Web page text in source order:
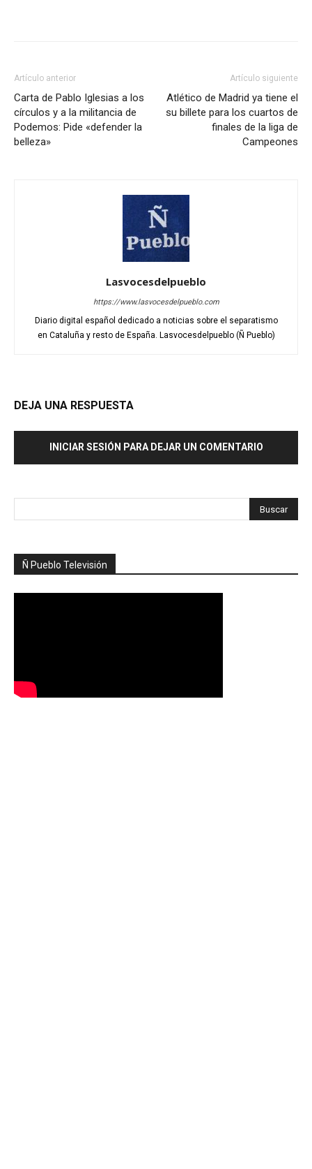
Artículo anterior
Carta de Pablo Iglesias a los
círculos y a la militancia de
Podemos: Pide «defender la
belleza»
Artículo siguiente
Atlético de Madrid ya tiene el
su billete para los cuartos de
finales de la liga de
Campeones
Lasvocesdelpueblo
https://www.lasvocesdelpueblo.com
Diario digital español dedicado a noticias sobre el separatismo
en Cataluña y resto de España. Lasvocesdelpueblo (Ñ Pueblo)
DEJA UNA RESPUESTA
INICIAR SESIÓN PARA DEJAR UN COMENTARIO
Ñ Pueblo Televisión